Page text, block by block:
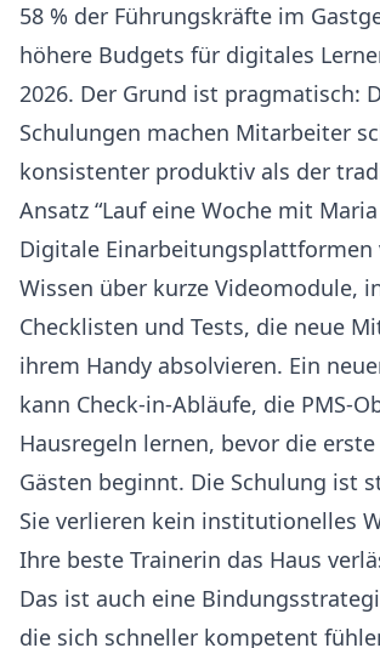
58 % der Führungskräfte im
höhere Budgets für digitales
2026. Der Grund ist pragmatisch:
Schulungen machen Mitarbeiter
konsistenter produktiv als der
Ansatz “Lauf eine Woche mit
Digitale
Wissen über kurze Videomodule,
Checklisten und Tests, die neue
ihrem Handy absolvieren. Ein
kann Check-in-Abläufe, die PMS-
Hausregeln lernen, bevor die
Gästen beginnt. Die Schulung ist
Sie verlieren kein institutionelles
Ihre beste Trainerin das Haus
Das ist auch eine
die sich schneller kompetent